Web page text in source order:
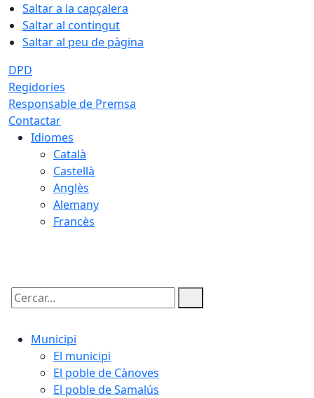
Saltar a la capçalera
Saltar al contingut
Saltar al peu de pàgina
DPD
Regidories
Responsable de Premsa
Contactar
Idiomes
Català
Castellà
Anglès
Alemany
Francès
Cercar:
Municipi
El municipi
El poble de Cànoves
El poble de Samalús